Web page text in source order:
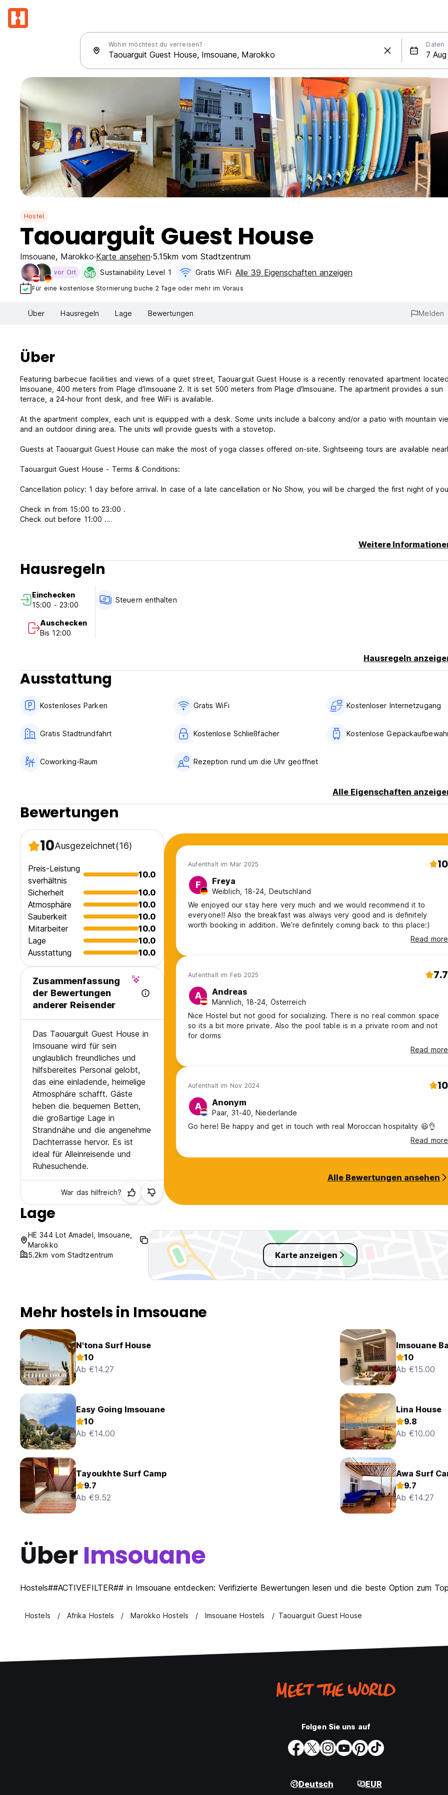
Wohin möchtest du verreisen? Daten
Hostel
Taouarguit Guest House
Imsouane, Marokko Karte ansehen 5.15km vom Stadtzentrum
vor Ort Sustainability Level 1 Gratis WiFi Alle 39 Eigenschaften anzeigen
Für eine kostenlose Stornierung buche 2 Tage oder mehr im Voraus
Über Hausregeln Lage Bewertungen Melden
Über
Featuring barbecue facilities and views of a quiet street, Taouarguit Guest House is a recently renovated apartment
Imsouane, 400 meters from Plage d'Imsouane 2. It is set 500 meters from Plage d'Imsouane. The apartment provides a sun
terrace, a 24-hour front desk, and free WiFi is available.
At the apartment complex, each unit is equipped with a desk. Some units include a balcony and/or a patio with mountain
and an outdoor dining area. The units will provide guests with a stovetop.
Guests at Taouarguit Guest House can make the most of yoga classes offered on-site. Sightseeing tours are available
Taouarguit Guest House - Terms & Conditions:
Cancellation policy: 1 day before arrival. In case of a late cancellation or No Show, you will be charged the first night of
Check in from 15:00 to 23:00 .
Check out before 11:00 .
General:
24 hour Reception.
Weitere
Hausregeln
Einchecken
15:00 - 23:00
Auschecken
Bis 12:00
Steuern enthalten
Hausregeln
Ausstattung
Kostenloses Parken Gratis WiFi Kostenloser Internetzugang
Gratis Stadtrundfahrt Kostenlose Schließfächer Kostenlose
Coworking-Raum Rezeption rund um die Uhr geöffnet
Alle Eigenschaften
Bewertungen
10Ausgezeichnet(16)
Preis-Leistung
sverhältnis
10.0
Sicherheit
10.0
Atmosphäre
10.0
Sauberkeit
10.0
Mitarbeiter
10.0
Lage
10.0
Ausstattung
10.0
Zusammenfassung
der Bewertungen
anderer Reisender
Das Taouarguit Guest House in
Imsouane wird für sein
unglaublich freundliches und
hilfsbereites Personal gelobt,
das eine einladende, heimelige
Atmosphäre schafft. Gäste
heben die bequemen Betten,
die großartige Lage in
Strandnähe und die angenehme
Dachterrasse hervor. Es ist
ideal für Alleinreisende und
Ruhesuchende.
War das hilfreich?
Aufenthalt im Mär 2025 10
F Freya
Weiblich, 18-24, Deutschland
We enjoyed our stay here very much and we would recommend it to
everyone!! Also the breakfast was always very good and is definitely
worth booking in addition. We’re definitely coming back to this place:)
Read more
Aufenthalt im Feb 2025 7.7
A Andreas
Männlich, 18-24, Österreich
Nice Hostel but not good for socializing. There is no real common space
so its a bit more private. Also the pool table is in a private room and not
for dorms
Read more
Aufenthalt im Nov 2024 10
A Anonym
Paar, 31-40, Niederlande
Go here! Be happy and get in touch with real Moroccan hospitality 😃👌
Read more
Alle Bewertungen ansehen
Lage
HE 344 Lot Amadel, Imsouane,
Marokko
5.2km vom Stadtzentrum
Karte anzeigen
Mehr hostels in Imsouane
N'tona Surf House
10
Ab €14.27
Imsouane
10
Ab €15.00
Easy Going Imsouane
10
Ab €14.00
Lina House
9.8
Ab €10.00
Tayoukhte Surf Camp
9.7
Ab €9.52
Awa Surf
9.7
Ab €14.27
ÜberImsouane
Hostels##ACTIVEFILTER## in Imsouane entdecken: Verifizierte Bewertungen lesen und die beste Option zum
Hostels Afrika Hostels Marokko Hostels Imsouane Hostels Taouarguit Guest House
Folgen Sie uns auf
Deutsch EUR